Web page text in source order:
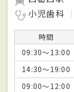
小児歯科
時間
09:30～13:00
14:30～19:00
09:00～12:00